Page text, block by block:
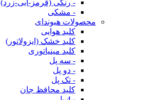
- رنگی (قرمز-آبی-زرد)
- مشکی
محصولات هیوندای
کلید هوایی
کلید خشک (ایزولاتور)
کلید مینیاتوری
- سه پل
- دو پل
- تک پل
کلید محافظ جان